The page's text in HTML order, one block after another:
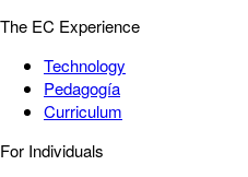
The EC Experience
Technology
Pedagogía
Curriculum
For Individuals